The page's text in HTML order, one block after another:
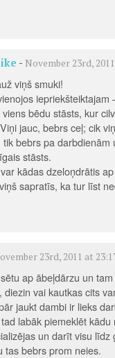
- November 23rd,
viņš smuki!
iepriekšteiktajam
bēdu stāsts, kur
jauc, bebrs ceļ; cik
tik bebrs pa darbdienām
stāsts.
kādas dzeloņdrātis
sapratīs, ka tur līst
23rd, 2011 at
ap ābeļdārzu un
diezin vai kautkas cits
jaukt dambi ir lieks
labāk piemeklēt
un darīt visu līdz
tas bebrs prom neies.